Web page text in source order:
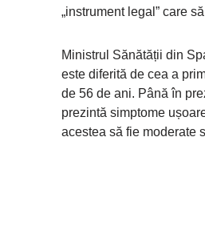
„instrument legal” care
Ministrul Sănătății din
este diferită de cea a
de 56 de ani. Până în
prezintă simptome
acestea să fie moderate